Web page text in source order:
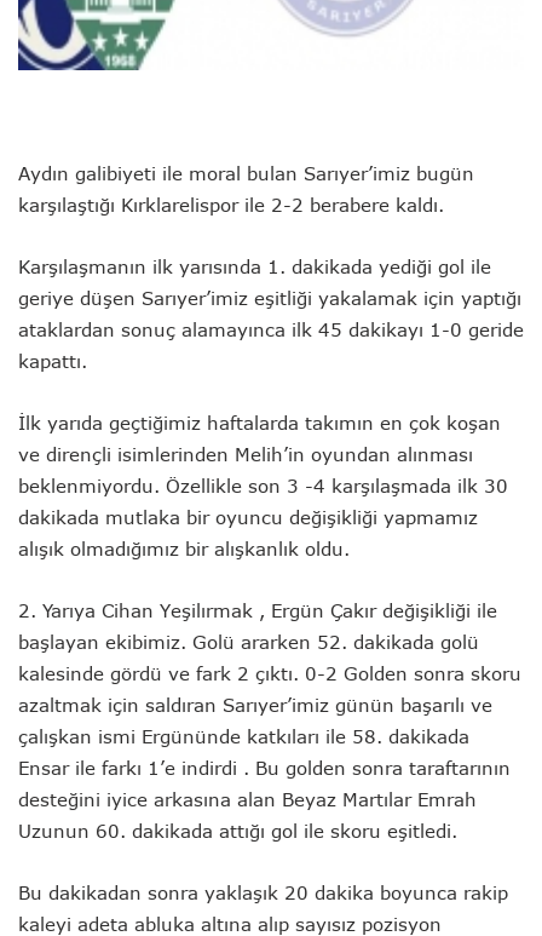
Aydın galibiyeti ile moral bulan Sarıyer’imiz bugün
karşılaştığı Kırklarelispor ile 2-2 berabere kaldı.
Karşılaşmanın ilk yarısında 1. dakikada yediği gol ile
geriye düşen Sarıyer’imiz eşitliği yakalamak için yaptığı
ataklardan sonuç alamayınca ilk 45 dakikayı 1-0 geride
kapattı.
İlk yarıda geçtiğimiz haftalarda takımın en çok koşan
ve dirençli isimlerinden Melih’in oyundan alınması
beklenmiyordu. Özellikle son 3 -4 karşılaşmada ilk 30
dakikada mutlaka bir oyuncu değişikliği yapmamız
alışık olmadığımız bir alışkanlık oldu.
2. Yarıya Cihan Yeşilırmak , Ergün Çakır değişikliği ile
başlayan ekibimiz. Golü ararken 52. dakikada golü
kalesinde gördü ve fark 2 çıktı. 0-2 Golden sonra skoru
azaltmak için saldıran Sarıyer’imiz günün başarılı ve
çalışkan ismi Ergününde katkıları ile 58. dakikada
Ensar ile farkı 1’e indirdi . Bu golden sonra taraftarının
desteğini iyice arkasına alan Beyaz Martılar Emrah
Uzunun 60. dakikada attığı gol ile skoru eşitledi.
Bu dakikadan sonra yaklaşık 20 dakika boyunca rakip
kaleyi adeta abluka altına alıp sayısız pozisyon